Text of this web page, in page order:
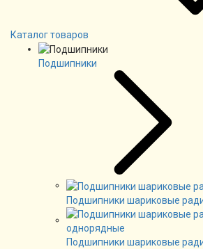
Каталог товаров
Подшипники
Подшипники шариковые
Подшипники шариковые